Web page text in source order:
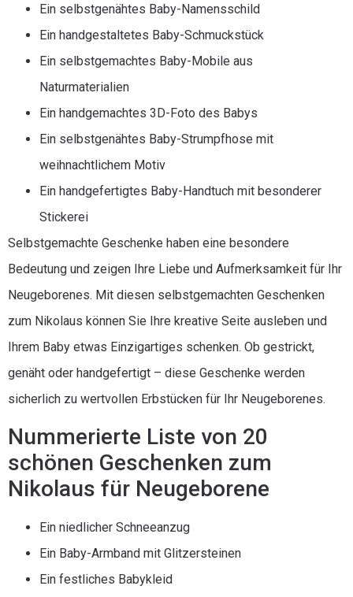
Ein selbstgenähtes Baby-Namensschild
Ein handgestaltetes Baby-Schmuckstück
Ein selbstgemachtes Baby-Mobile aus
Naturmaterialien
Ein handgemachtes 3D-Foto des Babys
Ein selbstgenähtes Baby-Strumpfhose mit
weihnachtlichem Motiv
Ein handgefertigtes Baby-Handtuch mit besonderer
Stickerei
Selbstgemachte Geschenke haben eine besondere
Bedeutung und zeigen Ihre Liebe und Aufmerksamkeit für Ihr
Neugeborenes. Mit diesen selbstgemachten Geschenken
zum Nikolaus können Sie Ihre kreative Seite ausleben und
Ihrem Baby etwas Einzigartiges schenken. Ob gestrickt,
genäht oder handgefertigt – diese Geschenke werden
sicherlich zu wertvollen Erbstücken für Ihr Neugeborenes.
Nummerierte Liste von 20
schönen Geschenken zum
Nikolaus für Neugeborene
Ein niedlicher Schneeanzug
Ein Baby-Armband mit Glitzersteinen
Ein festliches Babykleid